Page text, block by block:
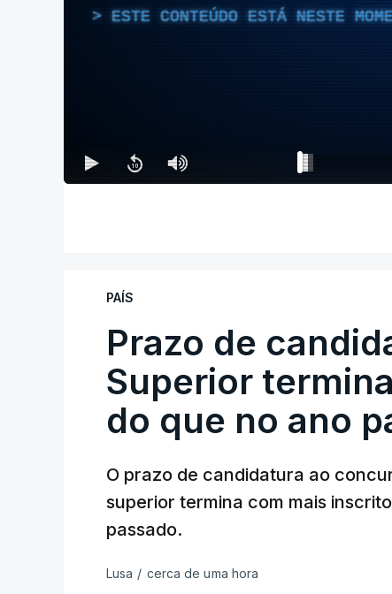
ESTE CONTEÚDO ESTÁ NESTE
PAÍS
Prazo de
Superior
do que no ano
O prazo de candidatura ao
superior termina com mais
passado.
Lusa / cerca de uma hora